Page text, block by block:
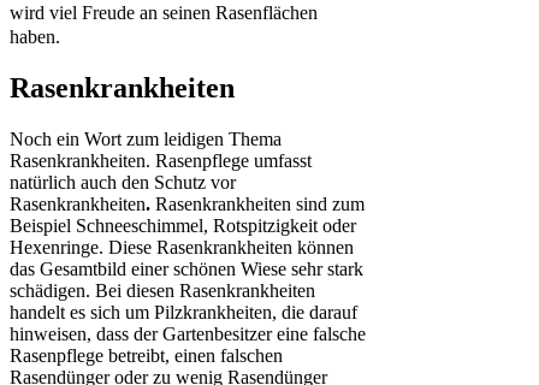
wird viel Freude an seinen Rasenflächen
haben.
Rasenkrankheiten
Noch ein Wort zum leidigen Thema
Rasenkrankheiten. Rasenpflege umfasst
natürlich auch den Schutz vor
Rasenkrankheiten. Rasenkrankheiten sind zum
Beispiel Schneeschimmel, Rotspitzigkeit oder
Hexenringe. Diese Rasenkrankheiten können
das Gesamtbild einer schönen Wiese sehr stark
schädigen. Bei diesen Rasenkrankheiten
handelt es sich um Pilzkrankheiten, die darauf
hinweisen, dass der Gartenbesitzer eine falsche
Rasenpflege betreibt, einen falschen
Rasendünger oder zu wenig Rasendünger